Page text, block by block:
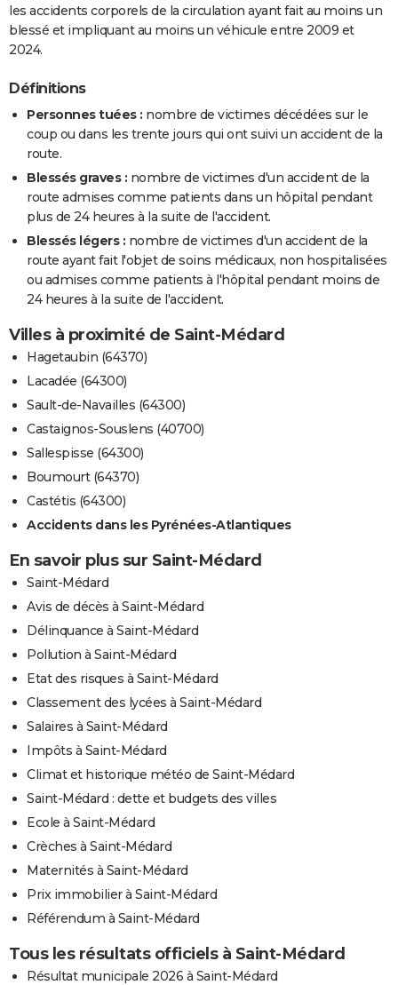
les accidents corporels de la circulation ayant fait au moins un
blessé et impliquant au moins un véhicule entre 2009 et
2024.
Définitions
Personnes tuées : nombre de victimes décédées sur le
coup ou dans les trente jours qui ont suivi un accident de la
route.
Blessés graves : nombre de victimes d'un accident de la
route admises comme patients dans un hôpital pendant
plus de 24 heures à la suite de l'accident.
Blessés légers : nombre de victimes d'un accident de la
route ayant fait l'objet de soins médicaux, non hospitalisées
ou admises comme patients à l'hôpital pendant moins de
24 heures à la suite de l'accident.
Villes à proximité de Saint-Médard
Hagetaubin (64370)
Lacadée (64300)
Sault-de-Navailles (64300)
Castaignos-Souslens (40700)
Sallespisse (64300)
Boumourt (64370)
Castétis (64300)
Accidents dans les Pyrénées-Atlantiques
En savoir plus sur Saint-Médard
Saint-Médard
Avis de décès à Saint-Médard
Délinquance à Saint-Médard
Pollution à Saint-Médard
Etat des risques à Saint-Médard
Classement des lycées à Saint-Médard
Salaires à Saint-Médard
Impôts à Saint-Médard
Climat et historique météo de Saint-Médard
Saint-Médard : dette et budgets des villes
Ecole à Saint-Médard
Crèches à Saint-Médard
Maternités à Saint-Médard
Prix immobilier à Saint-Médard
Référendum à Saint-Médard
Tous les résultats officiels à Saint-Médard
Résultat municipale 2026 à Saint-Médard